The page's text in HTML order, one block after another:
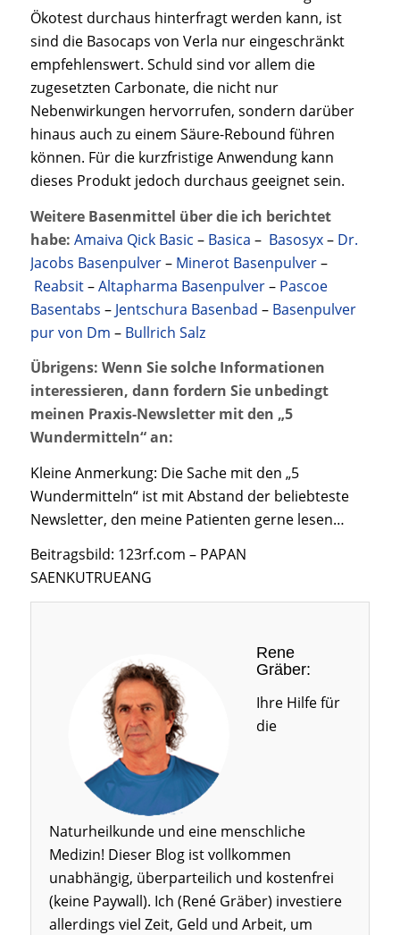
Ökotest durchaus hinterfragt werden kann, ist
sind die Basocaps von Verla nur eingeschränkt
empfehlenswert. Schuld sind vor allem die
zugesetzten Carbonate, die nicht nur
Nebenwirkungen hervorrufen, sondern darüber
hinaus auch zu einem Säure-Rebound führen
können. Für die kurzfristige Anwendung kann
dieses Produkt jedoch durchaus geeignet sein.
Weitere Basenmittel über die ich berichtet
habe: Amaiva Qick Basic – Basica – Basosyx– Dr.
Jacobs Basenpulver– Minerot Basenpulver–
Reabsit–Altapharma Basenpulver– Pascoe
Basentabs – Jentschura Basenbad – Basenpulver
pur von Dm –Bullrich Salz
Übrigens: Wenn Sie solche Informationen
interessieren, dann fordern Sie unbedingt
meinen Praxis-Newsletter mit den „5
Wundermitteln“ an:
Kleine Anmerkung: Die Sache mit den „5
Wundermitteln“ ist mit Abstand der beliebteste
Newsletter, den meine Patienten gerne lesen…
Beitragsbild: 123rf.com – PAPAN
SAENKUTRUEANG
Rene
Gräber:
Ihre Hilfe für
die
Naturheilkunde und eine menschliche
Medizin! Dieser Blog ist vollkommen
unabhängig, überparteilich und kostenfrei
(keine Paywall). Ich (René Gräber) investiere
allerdings viel Zeit, Geld und Arbeit, um